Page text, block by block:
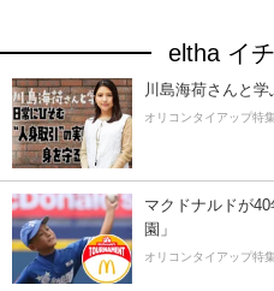
eltha イ
川島海荷さんと学
オリコンタイアップ特
マクドナルドが
園」
オリコンタイアップ特